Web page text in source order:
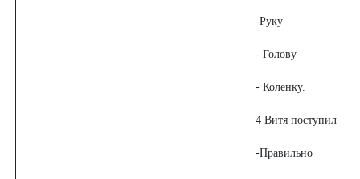
-Руку
- Голову
- Коленку.
4 Витя поступил
-Правильно